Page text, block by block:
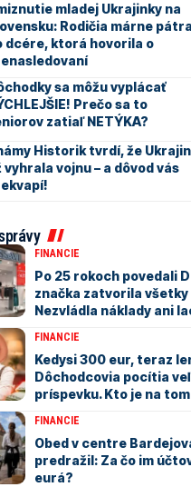
mladej Ukrajinky na
Rodičia márne
dcére, ktorá hovorila o
sa môžu vyplácať
Prečo sa to
zatiaľ NETÝKA?
Historik tvrdí, že
vyhrala vojnu – a dôvod vás
FINANCIE
Po 25 rokoch povedali
značka zatvorila
Nezvládla náklady ani
FINANCIE
Kedysi 300 eur, teraz
Dôchodcovia pocítia
príspevku. Kto je na
FINANCIE
Obed v centre
predražil: Za čo im
eurá?